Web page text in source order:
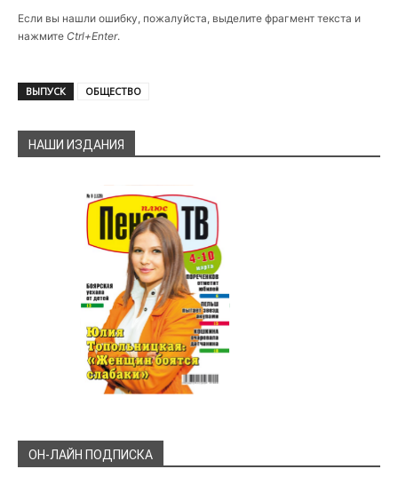
Если вы нашли ошибку, пожалуйста, выделите фрагмент текста и
нажмите Ctrl+Enter.
ВЫПУСК ОБЩЕСТВО
НАШИ ИЗДАНИЯ
ОН-ЛАЙН ПОДПИСКА